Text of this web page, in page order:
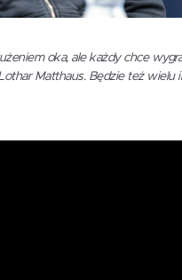
oka, ale każdy chce
Matthaus. Będzie też wielu